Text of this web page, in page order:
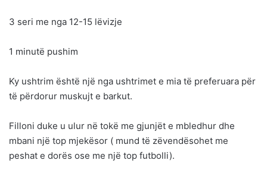
3 seri me nga 12-15 lëvizje
1 minutë pushim
Ky ushtrim është një nga ushtrimet e mia të preferuara për
të përdorur muskujt e barkut.
Filloni duke u ulur në tokë me gjunjët e mbledhur dhe
mbani një top mjekësor ( mund të zëvendësohet me
peshat e dorës ose me një top futbolli).